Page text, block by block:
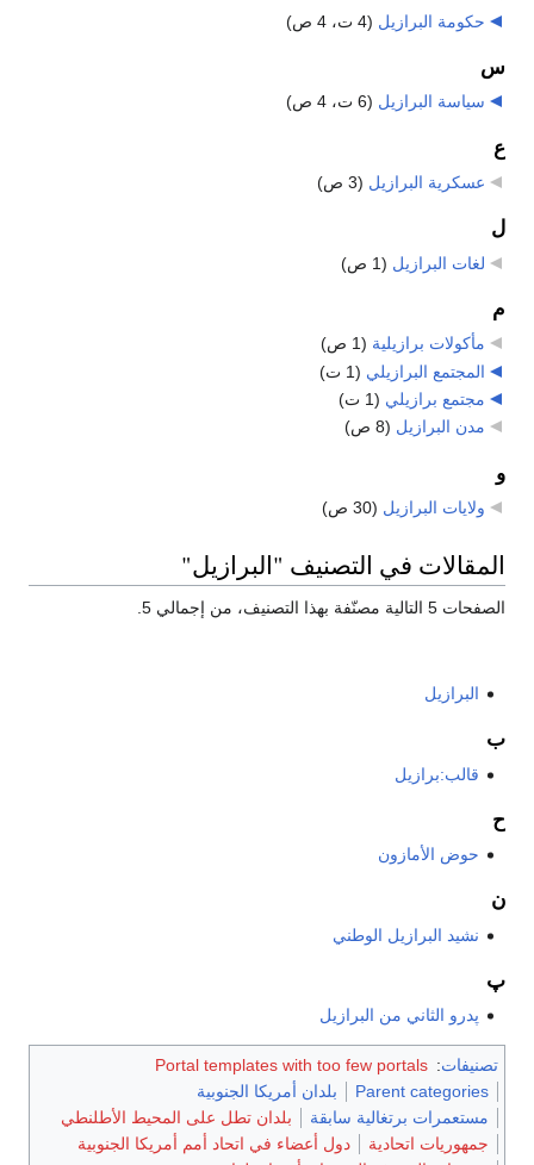
حكومة البرازيل (4 ت، 4 ص)
س
سياسة البرازيل (6 ت، 4 ص)
ع
عسكرية البرازيل (3 ص)
ل
لغات البرازيل (1 ص)
م
مأكولات برازيلية (1 ص)
المجتمع البرازيلي (1 ت)
مجتمع برازيلي (1 ت)
مدن البرازيل (8 ص)
و
ولايات البرازيل (30 ص)
المقالات في التصنيف "البرازيل"
الصفحات 5 التالية مصنّفة بهذا التصنيف، من إجمالي 5.
البرازيل
ب
قالب:برازيل
ح
حوض الأمازون
ن
نشيد البرازيل الوطني
پ
پدرو الثاني من البرازيل
تصنيفات:
Portal templates with too few portals
Parent categories
بلدان أمريكا الجنوبية
مستعمرات برتغالية سابقة
بلدان تطل على المحيط الأطلنطي
جمهوريات اتحادية
دول أعضاء في اتحاد أمم أمريكا الجنوبية